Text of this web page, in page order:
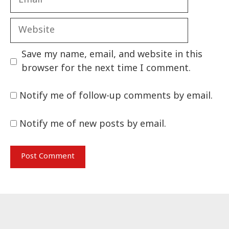
Website
Save my name, email, and website in this
browser for the next time I comment.
Notify me of follow-up comments by email.
Notify me of new posts by email.